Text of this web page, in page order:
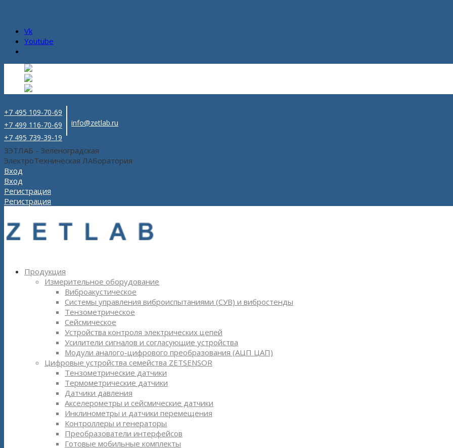
Vk
Youtube
+7 495 109-70-69
+7 499 116-70-69
+7 495 739-39-19
info@zetlab.ru
ЗЭТЛАБ - Зеленоградская
ЭлектроТехническая ЛАБоратория
Вход
Вход
Регистрация
Регистрация
Продукция
Измерительное оборудование
Виброакустическое
Системы управления виброиспытаниями (СУВ) и вибростенды
Тензометрическое
Сейсмическое
Устройства контроля электрических цепей
Усилители сигналов и согласующие устройства
Модули аналого-цифрового преобразования (АЦП ЦАП)
Цифровые устройства семейства ZETSENSOR
Тензометрические датчики
Термометрические датчики
Датчики давления
Акселерометры и сейсмические датчики
Инклинометры и датчики перемещения
Контроллеры и генераторы
Преобразователи интерфейсов
Готовые мобильные комплекты